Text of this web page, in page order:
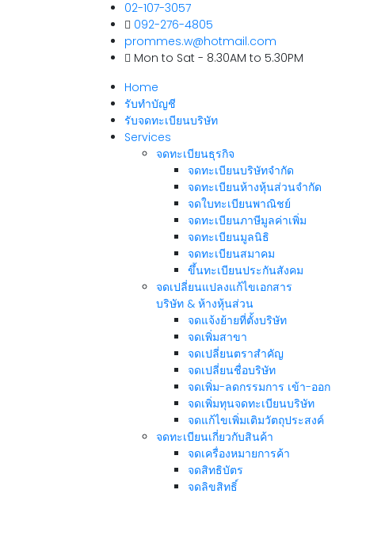
02-107-3057
092-276-4805
prommes.w@hotmail.com
Mon to Sat - 8.30AM to 5.30PM
Home
รับทำบัญชี
รับจดทะเบียนบริษัท
Services
จดทะเบียนธุรกิจ
จดทะเบียนบริษัทจำกัด
จดทะเบียนห้างหุ้นส่วนจำกัด
จดใบทะเบียนพาณิชย์
จดทะเบียนภาษีมูลค่าเพิ่ม
จดทะเบียนมูลนิธิ
จดทะเบียนสมาคม
ขึ้นทะเบียนประกันสังคม
จดเปลี่ยนแปลงแก้ไขเอกสาร
บริษัท & ห้างหุ้นส่วน
จดแจ้งย้ายที่ตั้งบริษัท
จดเพิ่มสาขา
จดเปลี่ยนตราสำคัญ
จดเปลี่ยนชื่อบริษัท
จดเพิ่ม-ลดกรรมการ เข้า-ออก
จดเพิ่มทุนจดทะเบียนบริษัท
จดแก้ไขเพิ่มเติมวัตถุประสงค์
จดทะเบียนเกี่ยวกับสินค้า
จดเครื่องหมายการค้า
จดสิทธิบัตร
จดลิขสิทธิ์